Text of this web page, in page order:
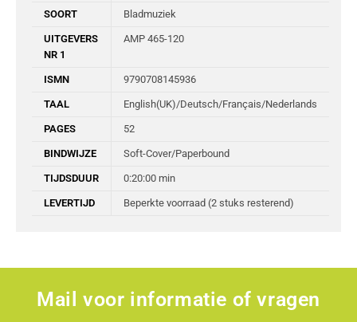
SOORT Bladmuziek
UITGEVERS
NR 1
AMP 465-120
ISMN 9790708145936
TAAL English(UK)/Deutsch/Français/Nederlands
PAGES 52
BINDWIJZE Soft-Cover/Paperbound
TIJDSDUUR 0:20:00 min
LEVERTIJD Beperkte voorraad (2 stuks resterend)
Mail voor informatie of vragen